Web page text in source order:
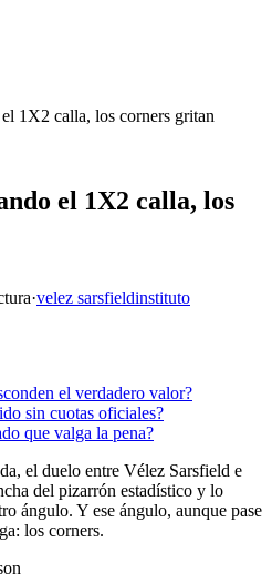
1X2 calla, los corners gritan
el 1X2 calla, los
·velez sarsfieldinstituto
el verdadero valor?
sin cuotas oficiales?
que valga la pena?
el duelo entre Vélez Sarsfield e
del pizarrón estadístico y lo
ángulo. Y ese ángulo, aunque pase
los corners.